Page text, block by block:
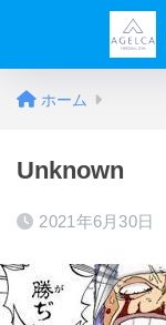
ホーム
Unknown
2021年6月30日